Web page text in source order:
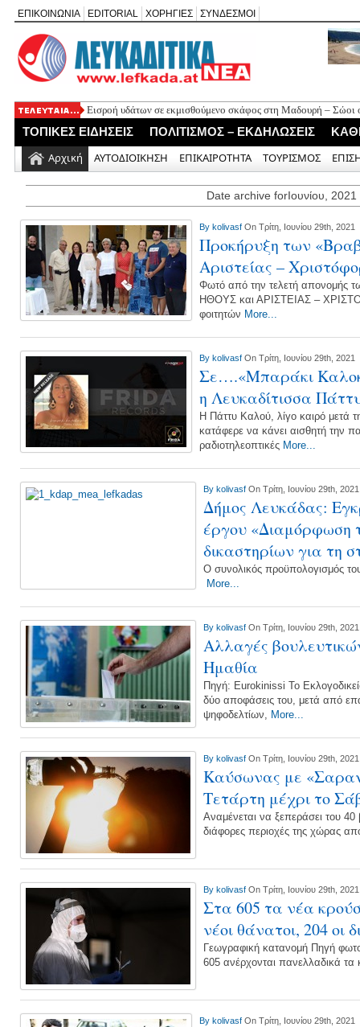
ΕΠΙΚΟΙΝΩΝΙΑ EDITORIAL ΧΟΡΗΓΙΕΣ ΣΥΝΔΕΣΜΟΙ
Εισροή υδάτων σε εκμισθούμενο σκάφος στη Μαδουρή – Σώοι
ΣΧΟΛΙΟ ΣΤΟ ΔΗΜΟΣΙΕΥΜΑ: «Η Φαρμακολύτρια» του
Καλλιγωνίου (της Χριστίνας Μιχαλά)
Άγιος Νικήτας: Απορρίφθηκε αίτημα για φιλανθρωπική δράση
Νέο Τουριστικό Χωροταξικό: Τι αλλάζει σε Λευκάδα και
ΤΟΠΙΚΕΣ ΕΙΔΗΣΕΙΣ ΠΟΛΙΤΙΣΜΟΣ – ΕΚΔΗΛΩΣΕΙΣ
Αρχική ΑΥΤΟΔΙΟΙΚΗΣΗ ΕΠΙΚΑΙΡΟΤΗΤΑ ΤΟΥΡΙΣΜΟΣ
Date archive forΙουνίου, 2021
By kolivasf On Τρίτη, Ιουνίου 29th, 2021
Προκήρυξη των
Αριστείας –
Φωτό από την τελετή απονομής
ΗΘΟΥΣ και ΑΡΙΣΤΕΙΑΣ –
φοιτητών More...
By kolivasf On Τρίτη, Ιουνίου 29th, 2021
Σε….«Μπαράκι
η Λευκαδίτισσα
Η Πάττυ Καλού, λίγο καιρό μετά
κατάφερε να κάνει αισθητή την
ραδιοτηλεοπτικές More...
By kolivasf On Τρίτη, Ιουνίου 29th, 2021
Δήμος Λευκάδας:
έργου «Διαμόρφωση
δικαστηρίων για
Ο συνολικός προϋπολογισμός
More...
By kolivasf On Τρίτη, Ιουνίου 29th, 2021
Αλλαγές
Ημαθία
Πηγή: Eurokinissi Το
δύο αποφάσεις του, μετά από
ψηφοδελτίων, More...
By kolivasf On Τρίτη, Ιουνίου 29th, 2021
Καύσωνας με
Τετάρτη μέχρι το
Αναμένεται να ξεπεράσει του
διάφορες περιοχές της χώρας
By kolivasf On Τρίτη, Ιουνίου 29th, 2021
Στα 605 τα νέα
νέοι θάνατοι, 204 οι
Γεωγραφική κατανομή Πηγή
605 ανέρχονται πανελλαδικά
By kolivasf On Τρίτη, Ιουνίου 29th, 2021